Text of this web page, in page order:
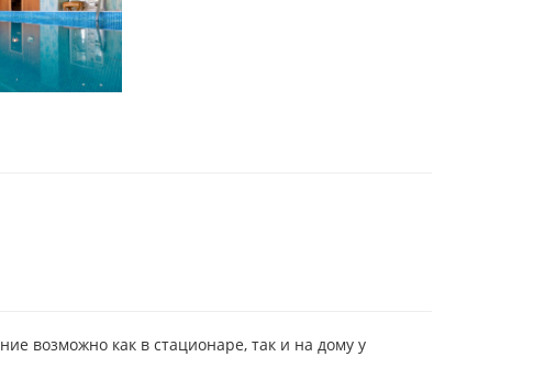
возможно как в стационаре, так и на дому у